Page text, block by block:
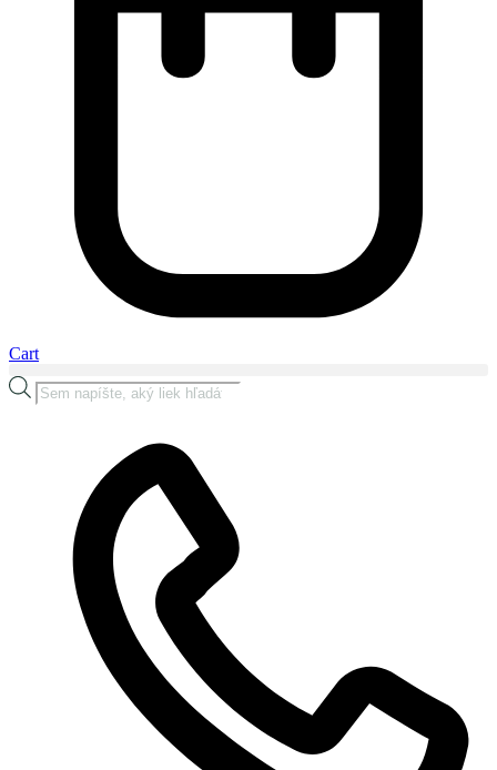
Cart
Products
search